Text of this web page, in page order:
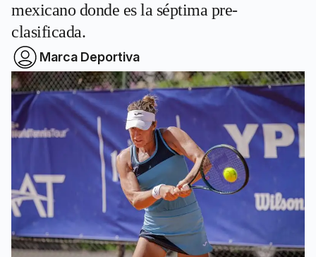
mexicano donde es la séptima pre-
clasificada.
Marca Deportiva